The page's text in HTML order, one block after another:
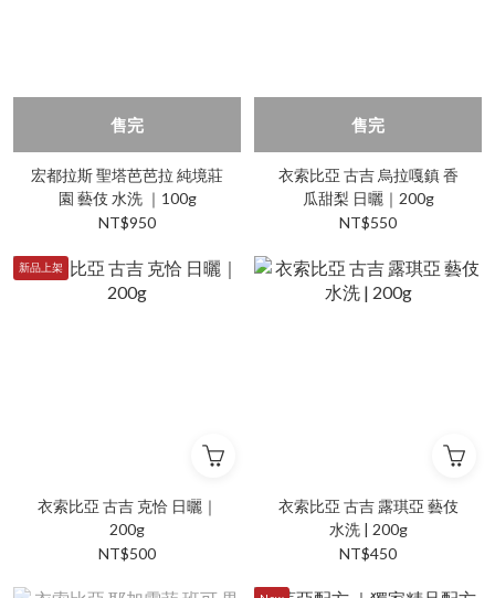
售完
宏都拉斯 聖塔芭芭拉 純境莊
園 藝伎 水洗 ｜100g
NT$950
售完
衣索比亞 古吉 烏拉嘎鎮 香
瓜甜梨 日曬｜200g
NT$550
新品上架
衣索比亞 古吉 克恰 日曬｜
200g
NT$500
衣索比亞 古吉 露琪亞 藝伎
水洗 | 200g
NT$450